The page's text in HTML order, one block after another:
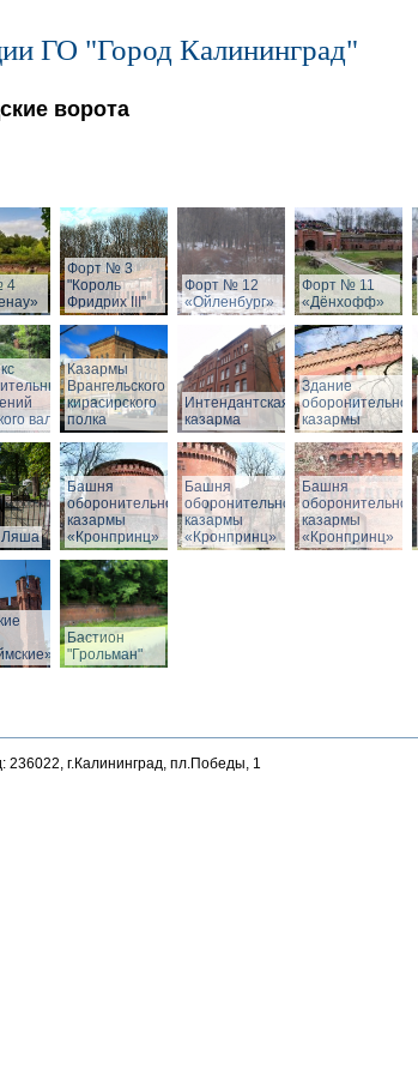
ГО "Город Калининград"
ворота
4
Форт № 3
"Король
Фридрих III"
Форт № 12
«Ойленбург»
Форт № 11
«Дёнхофф»
вала
Казармы
Врангельского
кирасирского
полка
Интендантская
казарма
Здание
оборонительной
казармы
Ляша
Башня
оборонительной
казармы
«Кронпринц»
Башня
оборонительной
казармы
«Кронпринц»
Башня
оборонительной
казармы
«Кронпринц»
Бастион
"Грольман"
236022, г.Калининград, пл.Победы, 1